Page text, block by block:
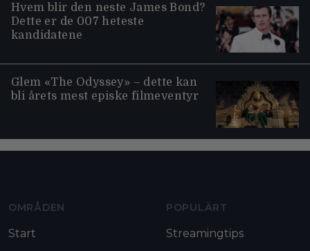
Hvem blir den neste James Bond?
Dette er de 007 heteste
kandidatene
Glem «The Odyssey» – dette kan
bli årets mest episke filmeventyr
OMRÅDEN
Start
POPULÄRT
Streamingtips